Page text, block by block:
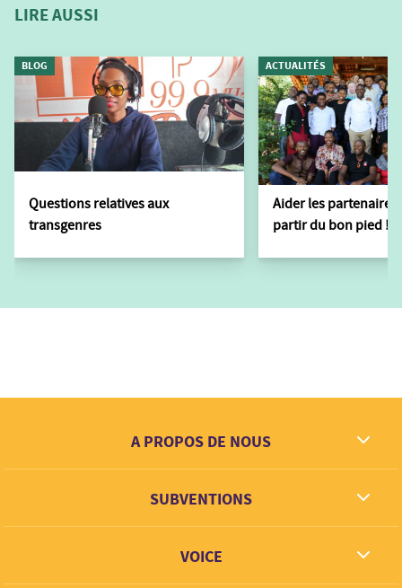
LIRE AUSSI
BLOG
Questions relatives aux
transgenres
ACTUALITÉS
Aider les partenaires
partir du bon pied !
A PROPOS DE NOUS
Contact
SUBVENTIONS
VOICE